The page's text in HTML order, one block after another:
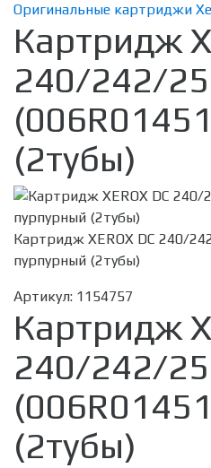
Оригинальные картриджи
Картридж
240/242/
(2тубы)
Картридж XEROX DC 240/
пурпурный (2тубы)
Артикул: 1154757
Картридж
240/242/
(2тубы)